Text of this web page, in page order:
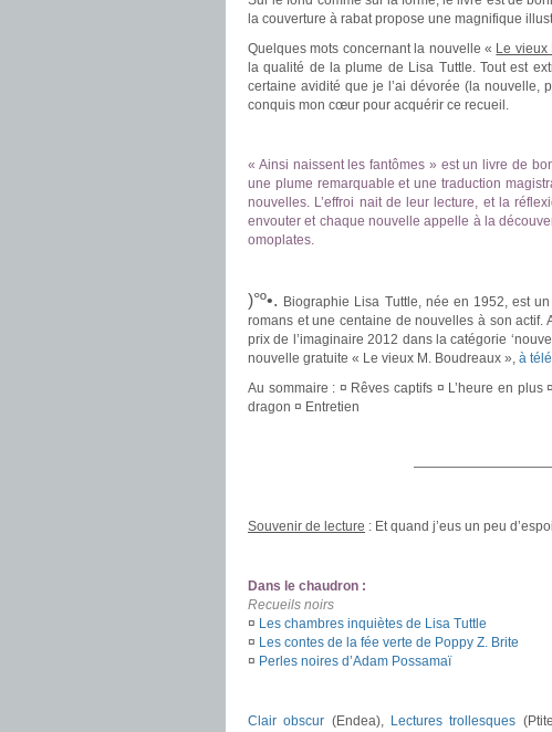
la couverture à rabat propose une magnifique
Quelques mots concernant la nouvelle « Le vieux
la qualité de la plume de Lisa Tuttle. Tout est
certaine avidité que je l’ai dévorée (la nouvelle,
conquis mon cœur pour acquérir ce recueil.
« Ainsi naissent les fantômes » est un livre de
une plume remarquable et une traduction
nouvelles. L’effroi nait de leur lecture, et la
envouter et chaque nouvelle appelle à la
omoplates.
)°º•. Biographie Lisa Tuttle, née en 1952, est
romans et une centaine de nouvelles à son actif.
prix de l’imaginaire 2012 dans la catégorie
nouvelle gratuite « Le vieux M. Boudreaux », à
Au sommaire : ¤ Rêves captifs ¤ L’heure en
dragon ¤ Entretien
Souvenir de lecture : Et quand j’eus un peu
Dans le chaudron :
Recueils noirs
¤ Les chambres inquiètes de Lisa Tuttle
¤ Les contes de la fée verte de Poppy Z. Brite
¤ Perles noires d’Adam Possamaï
Clair obscur (Endea), Lectures trollesques